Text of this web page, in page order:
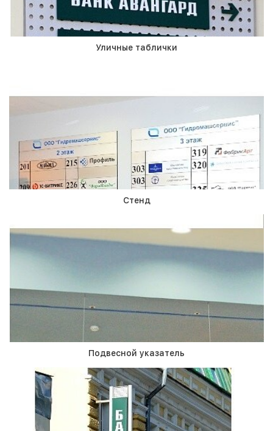
Уличные таблички
Стенд
Подвесной указатель